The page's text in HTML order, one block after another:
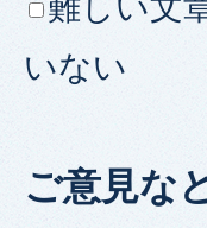
難しい文
いない
ご意見な